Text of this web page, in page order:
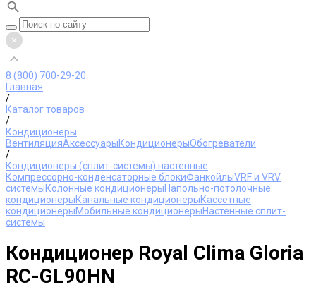
8 (800) 700-29-20
Главная
/
Каталог товаров
/
Кондиционеры
ВентиляцияАксессуарыКондиционерыОбогреватели
/
Кондиционеры (сплит-системы) настенные
Компрессорно-конденсаторные блокиФанкойлыVRF и VRV
системыКолонные кондиционерыНапольно-потолочные
кондиционерыКанальные кондиционерыКассетные
кондиционерыМобильные кондиционерыНастенные сплит-
системы
Кондиционер Royal Clima Gloria
RC-GL90HN